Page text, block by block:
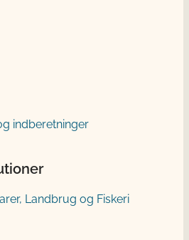
indberetninger
Landbrug og Fiskeri